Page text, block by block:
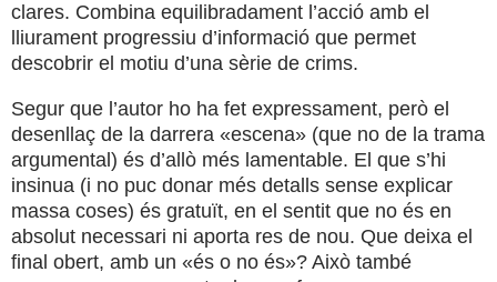
clares. Combina equilibradament l’acció amb el
lliurament progressiu d’informació que permet
descobrir el motiu d’una sèrie de crims.
Segur que l’autor ho ha fet expressament, però el
desenllaç de la darrera «escena» (que no de la trama
argumental) és d’allò més lamentable. El que s’hi
insinua (i no puc donar més detalls sense explicar
massa coses) és gratuït, en el sentit que no és en
absolut necessari ni aporta res de nou. Que deixa el
final obert, amb un «és o no és»? Això també